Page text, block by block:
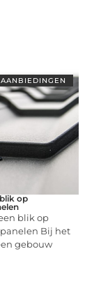
AANBIEDINGEN
op
blik op
Bij het
gebouw